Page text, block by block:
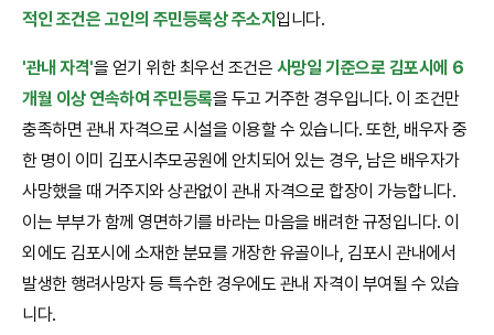
적인 조건은 고인의 주민등록상 주소지 입니다.
'관내 자격'을 얻기 위한 최우선 조건은 사망일 기준으로 김포시에 6
개월 이상 연속하여 주민등록을 두고 거주한 경우입니다. 이 조건만
충족하면 관내 자격으로 시설을 이용할 수 있습니다. 또한, 배우자 중
한 명이 이미 김포시추모공원에 안치되어 있는 경우, 남은 배우자가
사망했을 때 거주지와 상관없이 관내 자격으로 합장이 가능합니다.
이는 부부가 함께 영면하기를 바라는 마음을 배려한 규정입니다. 이
외에도 김포시에 소재한 분묘를 개장한 유골이나, 김포시 관내에서
발생한 행려사망자 등 특수한 경우에도 관내 자격이 부여될 수 있습
니다.